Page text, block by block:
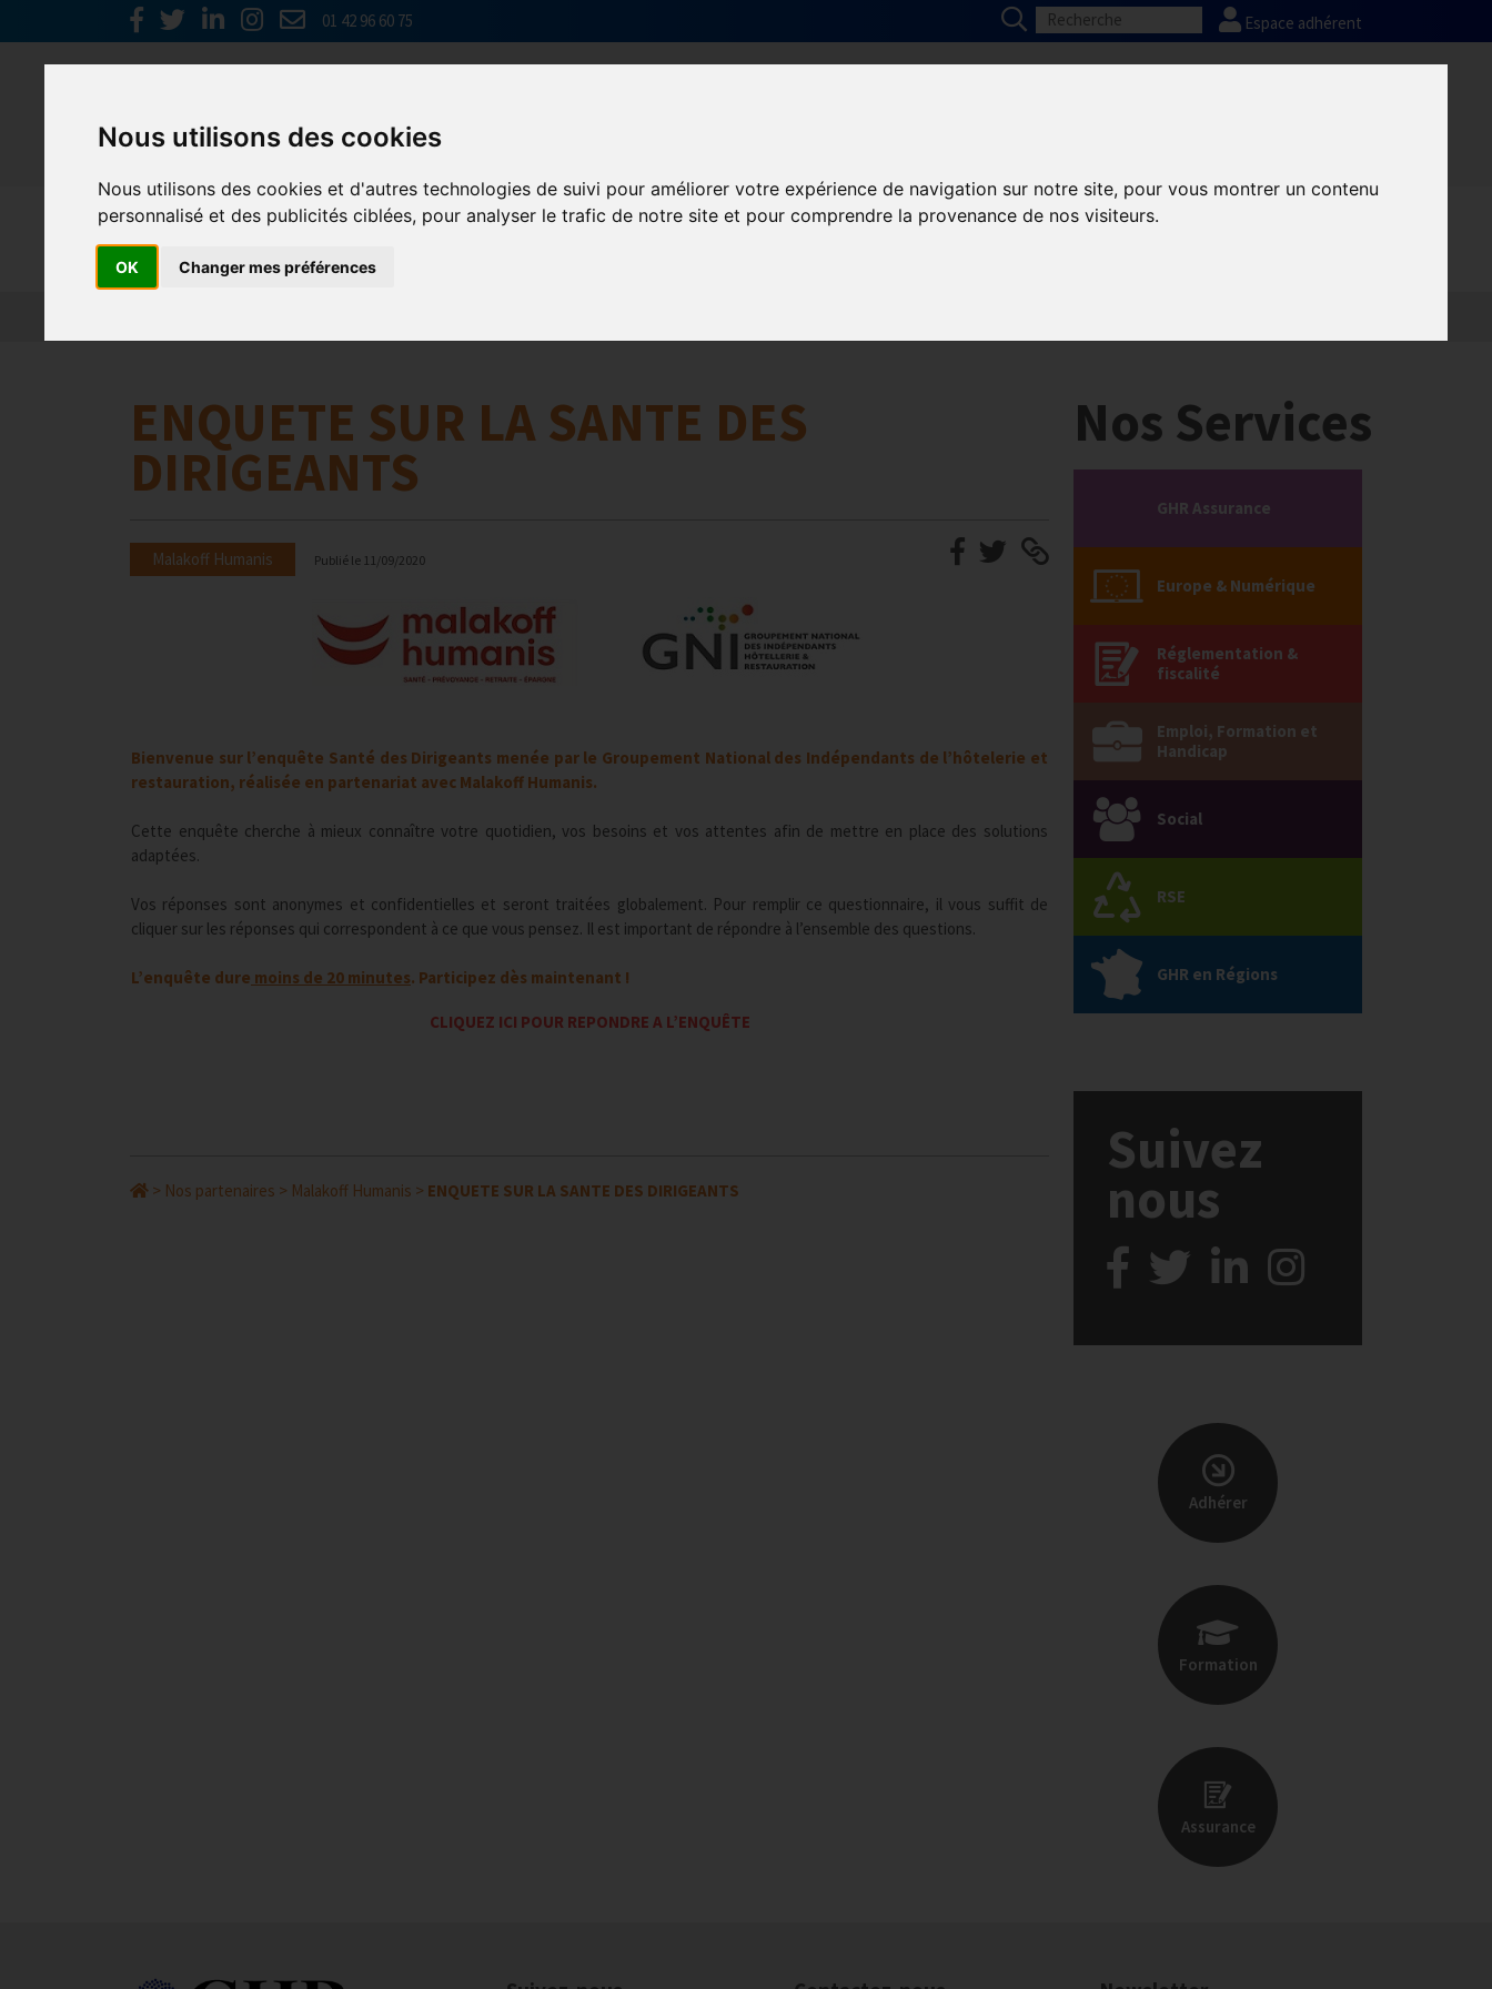
Nous utilisons des cookies
Nous utilisons des cookies et d'autres technologies de suivi pour améliorer votre expérience de navigation sur notre site, pour vous montrer un contenu
personnalisé et des publicités ciblées, pour analyser le trafic de notre site et pour comprendre la provenance de nos visiteurs.
OK Changer mes préférences
01 42 96 60 75 Espace adhérent
Nos partenaires
ENQUETE SUR LA SANTE DES
DIRIGEANTS
Malakoff Humanis Publié le 11/09/2020
Bienvenue sur l’enquête Santé des Dirigeants menée par le Groupement National des Indépendants de l’hôtelerie et
restauration, réalisée en partenariat avec Malakoff Humanis.
Cette enquête cherche à mieux connaître votre quotidien, vos besoins et vos attentes afin de mettre en place des solutions
adaptées.
Vos réponses sont anonymes et confidentielles et seront traitées globalement. Pour remplir ce questionnaire, il vous suffit de
cliquer sur les réponses qui correspondent à ce que vous pensez. Il est important de répondre à l’ensemble des questions.
L’enquête dure moins de 20 minutes. Participez dès maintenant !
CLIQUEZ ICI POUR REPONDRE A L’ENQUÊTE
> Nos partenaires > Malakoff Humanis > ENQUETE SUR LA SANTE DES DIRIGEANTS
Nos Services
GHR Assurance
Europe & Numérique
Réglementation &
fiscalité
Emploi, Formation et
Handicap
Social
RSE
GHR en Régions
Suivez
nous
Adhérer
Formation
Assurance